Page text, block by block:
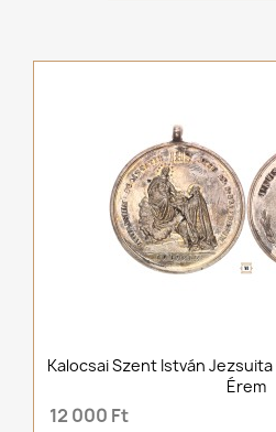
Kalocsai Szent István
Érem
12 000 Ft